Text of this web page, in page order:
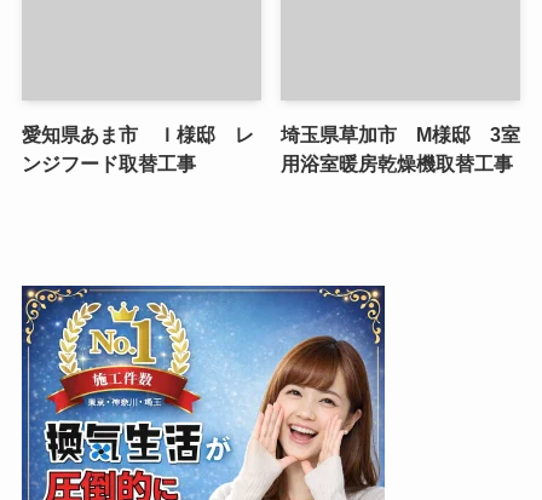
愛知県あま市 Ｉ様邸 レ
ンジフード取替工事
埼玉県草加市 M様邸 3室
用浴室暖房乾燥機取替工事